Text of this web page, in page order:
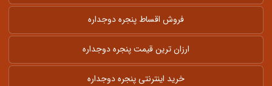
فروش اقساط پنجره دوجداره
ارزان ترین قیمت پنجره دوجداره
خرید اینترنتی پنجره دوجداره